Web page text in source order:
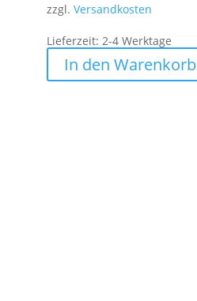
zzgl. Versandkosten
Lieferzeit: 2-4 Werktage
In den Warenkorb